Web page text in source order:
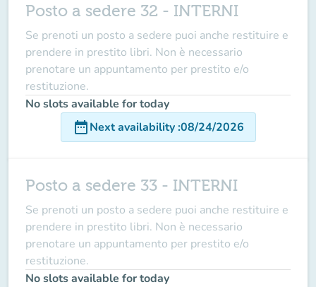
Posto a sedere 32 - INTERNI
Se prenoti un posto a sedere puoi anche restituire e
prendere in prestito libri. Non è necessario
prenotare un appuntamento per prestito e/o
restituzione.
No slots available for today
date_rangeNext availability:08/24/2026
Posto a sedere 33 - INTERNI
Se prenoti un posto a sedere puoi anche restituire e
prendere in prestito libri. Non è necessario
prenotare un appuntamento per prestito e/o
restituzione.
No slots available for today